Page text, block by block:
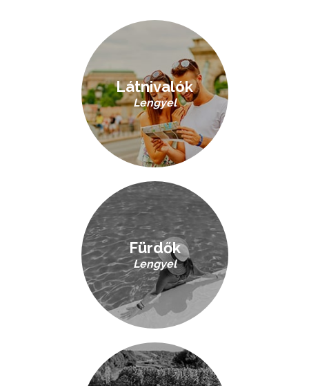
Látnivalók
Lengyel
Fürdők
Lengyel